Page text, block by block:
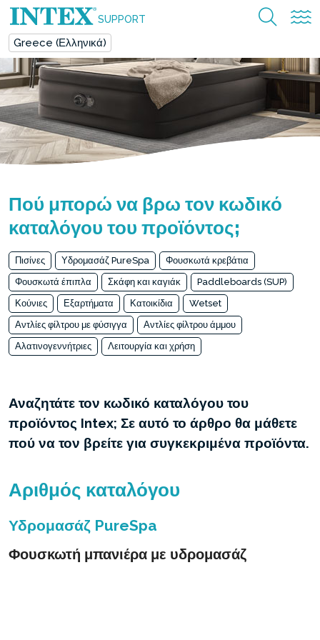
SUPPORT
Greece (Ελληνικά)
Πού μπορώ να βρω τον κωδικό
καταλόγου του προϊόντος;
Πισίνες Υδρομασάζ PureSpa
Φουσκωτά κρεβάτια
Φουσκωτά έπιπλα
Σκάφη και καγιάκ
Paddleboards (SUP)
Κούνιες
Εξαρτήματα Κατοικίδια
Wetset
Αντλίες φίλτρου με φύσιγγα
Αντλίες φίλτρου άμμου
Αλατινογεννήτριες
Λειτουργία και χρήση
Αναζητάτε τον κωδικό καταλόγου του
προϊόντος Intex; Σε αυτό το άρθρο θα μάθετε
πού να τον βρείτε για συγκεκριμένα προϊόντα.
Αριθμός καταλόγου
Υδρομασάζ PureSpa
Φουσκωτή μπανιέρα με υδρομασάζ